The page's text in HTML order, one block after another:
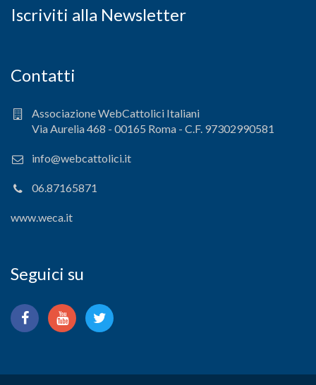
Iscriviti alla Newsletter
Contatti
Associazione WebCattolici Italiani
Via Aurelia 468 - 00165 Roma - C.F. 97302990581
info@webcattolici.it
06.87165871
www.weca.it
Seguici su